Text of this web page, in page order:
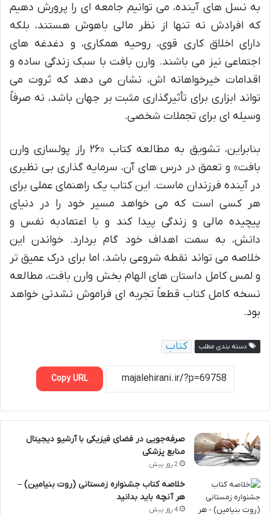
به نسل های آینده، می توانیم جامعه ای را پرورش دهیم
که افرادش نه تنها از نظر مالی باهوش هستند، بلکه
دارای اخلاق کاری قوی، روحیه همکاری، و دغدغه های
اجتماعی نیز می باشند. وارن بافت با سبک زندگی ساده و
اقدامات خیرخواهانه اش، نشان می دهد که ثروت می
تواند ابزاری برای تأثیرگذاری مثبت بر جهان باشد، نه صرفاً
وسیله ای برای تجملات شخصی.
بنابراین، تشویق به مطالعه کتاب «۲۶ راز پولسازی وارن
بافت» و تعمق در درس های آن، سرمایه گذاری بی نظیری
در آینده فرزندان ماست. این کتاب یک راهنمای عملی برای
هر کسی است که می خواهد مسیر خود را در دنیای
پیچیده مالی و زندگی پیدا کند و با اعتمادبه نفس و
دانش، به سمت اهداف خود گام بردارد. خواندن این
خلاصه می تواند نقطه شروعی باشد، اما برای درک عمیق تر
و لمس کامل داستان های الهام بخش وارن بافت، مطالعه
نسخه کامل کتاب قطعاً تجربه ای فراموش نشدنی خواهد
بود.
دسته بندی مطلب کتاب
Copy URL
صرفه‌جویی در فضای فیزیکی با آرشیو دیجیتال
منابع پزشکی
2 روز پیش
خلاصه کتاب جشنواره زمستانی (روت بنیامین) –
هر آنچه باید بدانید
4 روز پیش